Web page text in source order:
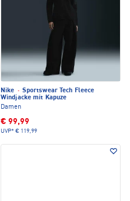
Nike · Sportswear Tech Fleece
Windjacke mit Kapuze
Damen
€ 99,99
UVP* € 119,99